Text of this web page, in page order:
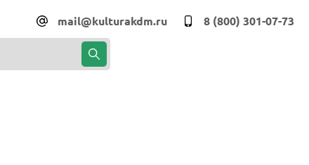
8 (800) 301-07-73
mail@kulturakdm.ru